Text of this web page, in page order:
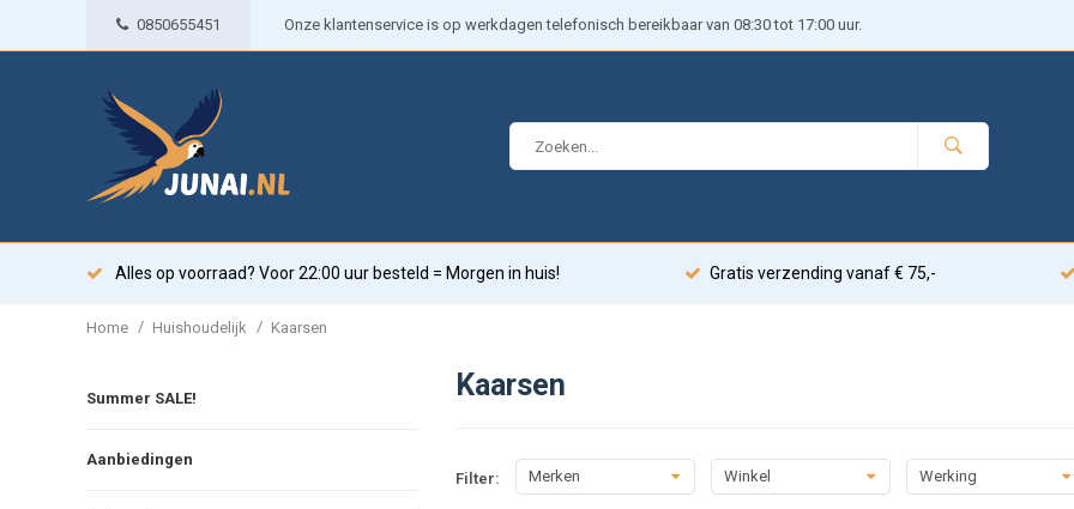
0850655451 Onze klantenservice is op werkdagen telefonisch bereikbaar van 08:30 tot 17:00 uur.
Alles op voorraad? Voor 22:00 uur besteld = Morgen in huis! Gratis verzending vanaf € 75,-
Home / Huishoudelijk / Kaarsen
Summer SALE!
Aanbiedingen
Kaarsen
Filter: Merken Winkel Werking